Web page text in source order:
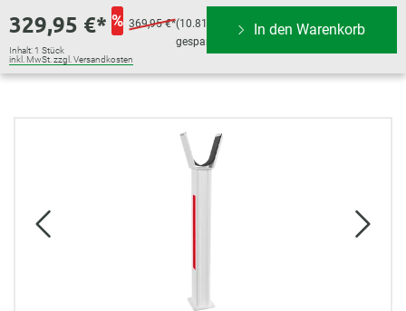
329,95 €* % 369,95 €*(10.81%
gespart)
Inhalt: 1 Stück
inkl. MwSt. zzgl. Versandkosten
In den Warenkorb